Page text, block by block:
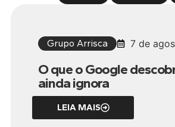
Grupo Arrisca 7 de
O que o Google
ainda ignora
LEIA MAIS